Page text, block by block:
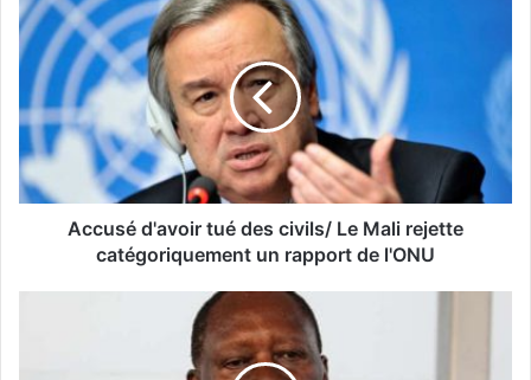
Accusé d'avoir tué des civils/ Le Mali rejette
catégoriquement un rapport de l'ONU